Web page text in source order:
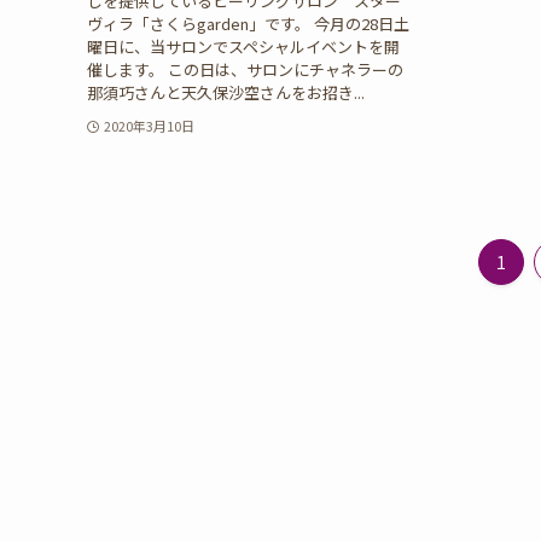
ヴィラ「さくらgarden」です。 今月の28日土
曜日に、当サロンでスペシャルイベントを開
催します。 この日は、サロンにチャネラーの
那須巧さんと天久保沙空さんをお招き...
2020年3月10日
1